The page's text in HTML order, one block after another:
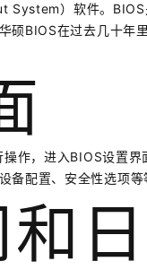
System）软件。BIOS
硕BIOS在过去几十年
作，进入BIOS设置界
备配置、安全性选项等